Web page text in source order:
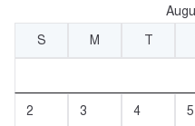
S
M T
2 3 4 5